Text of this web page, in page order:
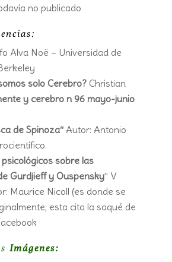
no publicado
Alva Noë – Universidad de
solo Cerebro?Christian
y cerebro n 96 mayo-junio
de Spinoza“Autor: Antonio
sobre las
Gurdjieff y Ouspensky” V
Maurice Nicoll (es donde se
esta cita la saqué de
Imágenes: